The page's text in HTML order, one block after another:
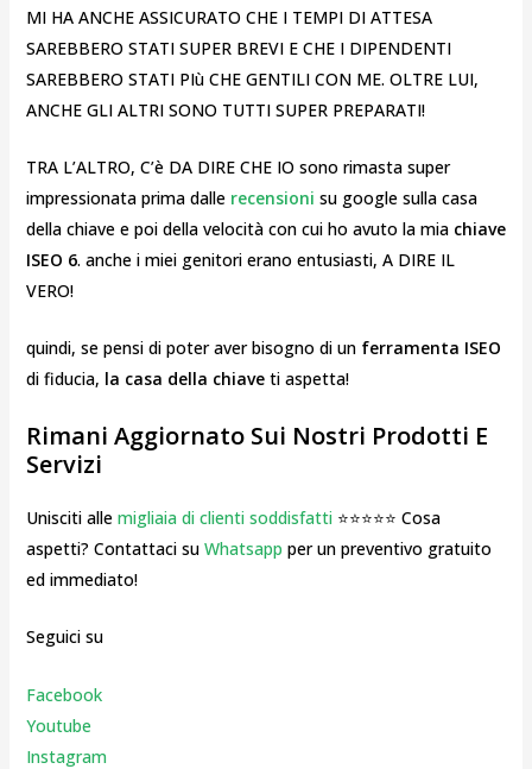
MI HA ANCHE ASSICURATO CHE I TEMPI DI ATTESA
SAREBBERO STATI SUPER BREVI E CHE I DIPENDENTI
SAREBBERO STATI PIù CHE GENTILI CON ME. OLTRE LUI,
ANCHE GLI ALTRI SONO TUTTI SUPER PREPARATI!
TRA L’ALTRO, C’è DA DIRE CHE IO sono rimasta super
impressionata prima dalle recensioni su google sulla casa
della chiave e poi della velocità con cui ho avuto la mia chiave
ISEO 6. anche i miei genitori erano entusiasti, A DIRE IL
VERO!
quindi, se pensi di poter aver bisogno di un ferramenta ISEO
di fiducia, la casa della chiaveti aspetta!
Rimani Aggiornato Sui Nostri Prodotti E
Servizi
Unisciti alle migliaia di clienti soddisfatti⭐⭐⭐⭐⭐ Cosa
aspetti? Contattaci su Whatsapp per un preventivo gratuito
ed immediato!
Seguici su
Facebook
Youtube
Instagram